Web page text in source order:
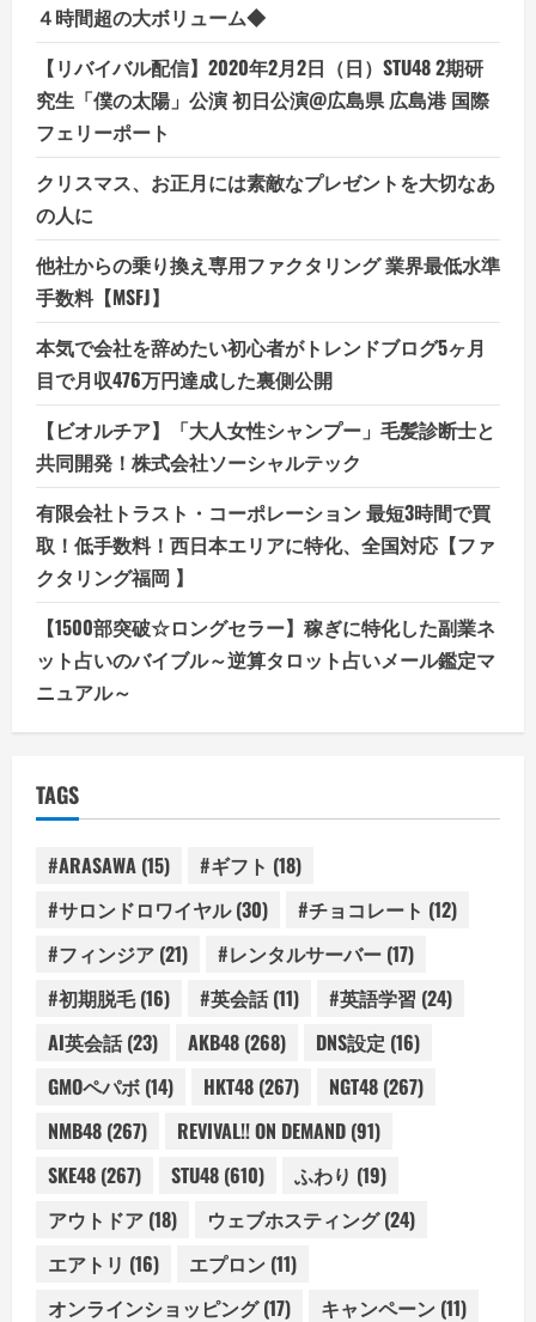
４時間超の大ボリューム◆
【リバイバル配信】2020年2月2日（日）STU48 2期研
究生「僕の太陽」公演 初日公演@広島県 広島港 国際
フェリーポート
クリスマス、お正月には素敵なプレゼントを大切なあ
の人に
他社からの乗り換え専用ファクタリング 業界最低水準
手数料【MSFJ】
本気で会社を辞めたい初心者がトレンドブログ5ヶ月
目で月収476万円達成した裏側公開
【ビオルチア】「大人女性シャンプー」毛髪診断士と
共同開発！株式会社ソーシャルテック
有限会社トラスト・コーポレーション 最短3時間で買
取！低手数料！西日本エリアに特化、全国対応【ファ
クタリング福岡 】
【1500部突破☆ロングセラー】稼ぎに特化した副業ネ
ット占いのバイブル～逆算タロット占いメール鑑定マ
ニュアル～
TAGS
#ARASAWA (15) #ギフト (18)
#サロンドロワイヤル(30) #チョコレート (12)
#フィンジア (21) #レンタルサーバー (17)
#初期脱毛(16) #英会話(11) #英語学習 (24)
AI英会話(23) AKB48 (268) DNS設定 (16)
GMOペパボ (14) HKT48 (267) NGT48 (267)
NMB48 (267) REVIVAL!! ON DEMAND (91)
SKE48 (267) STU48 (610) ふわり (19)
アウトドア (18) ウェブホスティング(24)
エアトリ (16) エプロン (11)
オンラインショッピング(17) キャンペーン (11)